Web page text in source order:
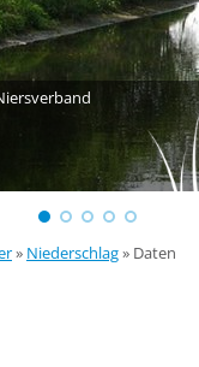
» Niederschlag» Daten